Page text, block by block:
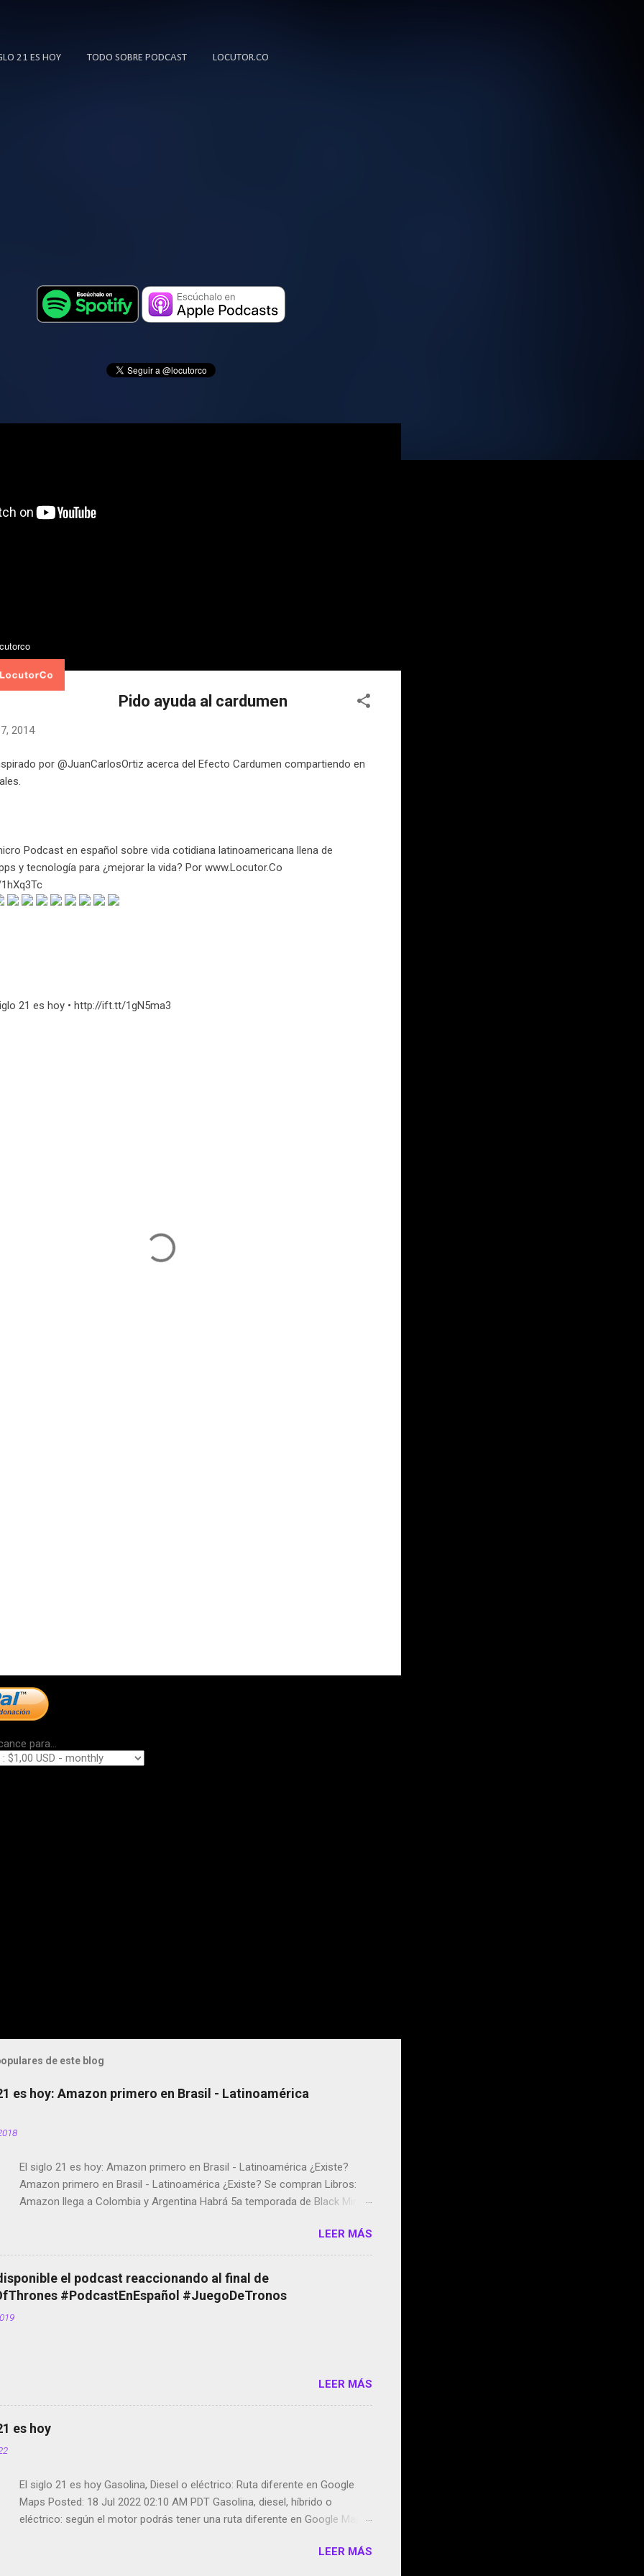
21 ES HOY TODO SOBRE PODCAST LOCUTOR.CO
Pido ayuda al cardumen
2014
por @JuanCarlosOrtiz acerca del Efecto Cardumen compartiendo en
Podcast en español sobre vida cotidiana latinoamericana llena de
y tecnología para ¿mejorar la vida? Por www.Locutor.Co
21 es hoy • http://ift.tt/1gN5ma3
para...
de este blog
es hoy: Amazon primero en Brasil - Latinoamérica
El siglo 21 es hoy: Amazon primero en Brasil - Latinoamérica ¿Existe?
Amazon primero en Brasil - Latinoamérica ¿Existe? Se compran Libros:
Amazon llega a Colombia y Argentina Habrá 5a temporada de Black Mirror
copyright en Instagram Música y vídeo selfies en la red social Riddley
Scott saca a Kevin Spacey de su película Francisco regaña a los que usan
el smartphone en sus misas La serie de la Tierra Media GoBee - StartUp
de bicicletas de alquiler Stop Motion en Instagram Vodafone: me siento
tumbado. Amazon Music: Chingo yo, chingas tu... http://amzn.to/2z1UkPK
LEER MÁS
el podcast reaccionando al final de
#PodcastEnEspañol #JuegoDeTronos
LEER MÁS
es hoy
El siglo 21 es hoy Gasolina, Diesel o eléctrico: Ruta diferente en Google
Maps Posted: 18 Jul 2022 02:10 AM PDT Gasolina, diesel, híbrido o
eléctrico: según el motor podrás tener una ruta diferente en Google Maps.
de esos sentidos es lo que hacen los desarrolladores de Alphabet, laLEER MÁS